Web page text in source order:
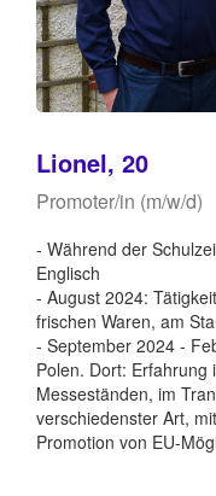
Lionel, 20
Promoter/in (m/w/d)
- Während der
Englisch
- August 2024:
frischen Waren, am
- September 2024 -
Polen. Dort: Erfahrung
Messeständen, im
verschiedenster Art,
Promotion von EU-